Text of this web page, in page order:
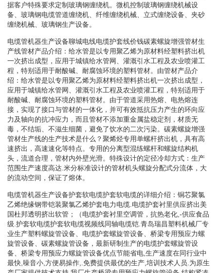
据客户特殊要求定制玻璃钢缠绕机。微机控制玻璃钢缠绕机械设
备、玻璃钢电缆管道缠绕机、纤维缠绕机械、立式缠绕设备、夹砂
缠绕机械、玻璃钢生产设备。
电缆管机器生产设备聊城电线电缆护套线价钱碳素螺旋增强管材生
产线管材产品介绍：给水管是以专用聚乙烯为原材料经塑料挤出机
一次挤出成型，应用于城镇给水管网、灌溉引水工程及农业喷灌工
程，特别适用于耐酸碱、耐腐蚀环境的塑料管材。由管材产品介
绍：给水管是以专用聚乙烯为原材料经塑料挤出机一次挤出成型，
应用于城镇给水管网、灌溉引水工程及农业喷灌工程，特别适用于
耐酸碱、耐腐蚀环境的塑料管材。由于管道采用热熔、电热熔连
接，实现了接口与管材的一体化，并可有效抵抗压力产生的环向应
力及轴向的抗冲应力，而且管材不添加重金属盐稳定剂，材质无
毒，不结垢、不滋生细菌，避免了饮水的二次污染。碳素螺旋增强
管材生产线的生产技术是什么？聚烯烃专用单螺杆挤出机，具有高
速挤出，高速速化等特点。专用的分离型混练螺杆和螺旋结构机
头，流道合理，管材内外壁光滑。特殊设计的定径冷却方式：生产
范围生产速度高达.米分标准设计的管材机头螺旋分配式分流体，大
的流动空间，保证了熔体。
电缆管机器生产设备护套软电缆护套软电缆的详细介绍：铜芯聚氯
乙烯绝缘钢带铠装聚氯乙烯护套电力电缆.电缆护套衬里供应挤出美
国杜邦透明挤出软管；（电缆护套衬里空调管，抗热老化,-供应食品
级.护套软电缆护套软电缆视频线同轴电缆铠.青岛瑞昌塑料机械厂专
业生产塑料螺旋管设备、电缆护套螺旋管设备、桥梁专用预应力螺
旋管设备、碳素螺旋管设备，最新研制生产的电缆护套螺旋管设
备、桥梁专用预应力螺旋管设备优点节能省电,生产速度在同行业中
最快,噪音小,方便易操作,.免费提供最优的生产,培训技术人员.为原生